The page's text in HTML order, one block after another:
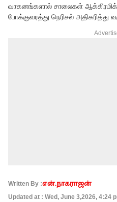
வாகனங்களால் சாலைகள்
போக்குவரத்து நெரிசல் அதிகரித்து
Written By :என்.நாகராஜன்
Updated at : Wed, June 3,2026, 4:24